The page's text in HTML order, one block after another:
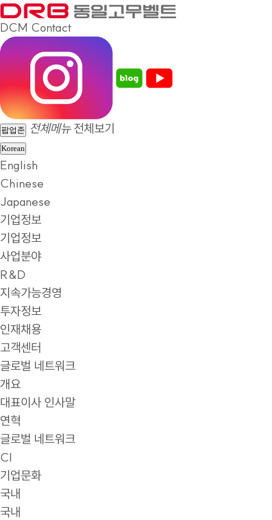
DCM Contact
팝업존 전체메뉴 전체보기
Korean
English
Chinese
Japanese
기업정보
기업정보
사업분야
R&D
지속가능경영
투자정보
인재채용
고객센터
글로벌 네트워크
개요
대표이사 인사말
연혁
글로벌 네트워크
CI
기업문화
국내
국내